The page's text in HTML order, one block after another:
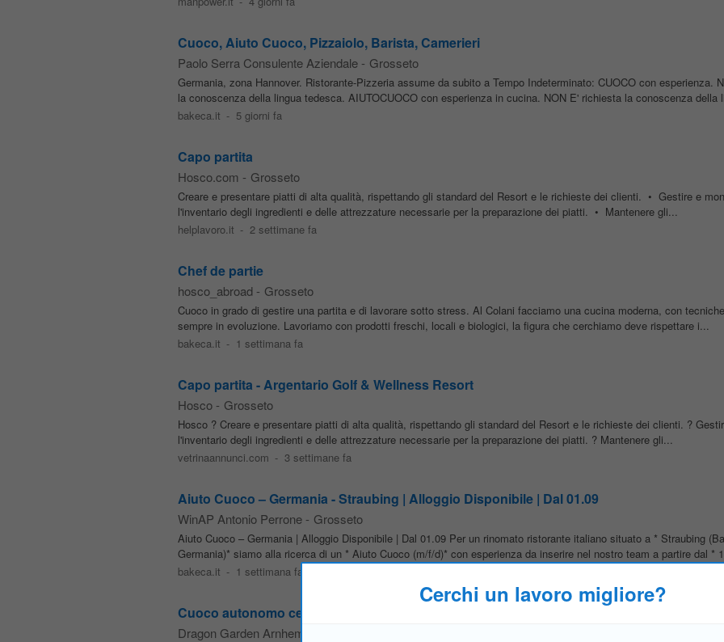
Cuoco, Aiuto Cuoco, Pizzaiolo, Barista, Camerieri
Paolo Serra Consulente Aziendale - Grosseto
Germania, zona Hannover. Ristorante-Pizzeria assume da subito a Tempo Indeterminato: CUOCO con esperienza.
la conoscenza della lingua tedesca. AIUTOCUOCO con esperienza in cucina. NON E' richiesta la conoscenza della
bakeca.it - 5 giorni fa
Capo partita
Hosco.com - Grosseto
Creare e presentare piatti di alta qualità, rispettando gli standard del Resort e le richieste dei clienti. • Gestire e
l'inventario degli ingredienti e delle attrezzature necessarie per la preparazione dei piatti. • Mantenere gli...
helplavoro.it - 2 settimane fa
Chef de partie
hosco_abroad - Grosseto
Cuoco in grado di gestire una partita e di lavorare sotto stress. Al Colani facciamo una cucina moderna, con
sempre in evoluzione. Lavoriamo con prodotti freschi, locali e biologici, la figura che cerchiamo deve rispettare i...
bakeca.it - 1 settimana fa
Capo partita - Argentario Golf & Wellness Resort
Hosco - Grosseto
Hosco ? Creare e presentare piatti di alta qualità, rispettando gli standard del Resort e le richieste dei clienti. ?
l'inventario degli ingredienti e delle attrezzature necessarie per la preparazione dei piatti. ? Mantenere gli...
vetrinaannunci.com - 3 settimane fa
Aiuto Cuoco – Germania - Straubing | Alloggio Disponibile | Dal 01.09
WinAP Antonio Perrone - Grosseto
Aiuto Cuoco – Germania | Alloggio Disponibile | Dal 01.09 Per un rinomato ristorante italiano situato a * Straubing
Germania)* siamo alla ricerca di un * Aiuto Cuoco (m/f/d)* con esperienza da inserire nel nostro team a partire dal *
bakeca.it - 1 settimana fa
Cuoco autonomo cercasi per il ristorante Dragon Garden Arnhem
Dragon Garden Arnhem
Cerchi un lavoro migliore?